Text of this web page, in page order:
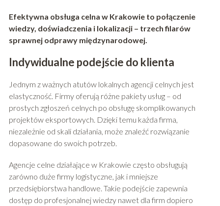
Efektywna obsługa celna w Krakowie to połączenie
wiedzy, doświadczenia i lokalizacji – trzech filarów
sprawnej odprawy międzynarodowej.
Indywidualne podejście do klienta
Jednym z ważnych atutów lokalnych agencji celnych jest
elastyczność. Firmy oferują różne pakiety usług – od
prostych zgłoszeń celnych po obsługę skomplikowanych
projektów eksportowych. Dzięki temu każda firma,
niezależnie od skali działania, może znaleźć rozwiązanie
dopasowane do swoich potrzeb.
Agencje celne działające w Krakowie często obsługują
zarówno duże firmy logistyczne, jak i mniejsze
przedsiębiorstwa handlowe. Takie podejście zapewnia
dostęp do profesjonalnej wiedzy nawet dla firm dopiero